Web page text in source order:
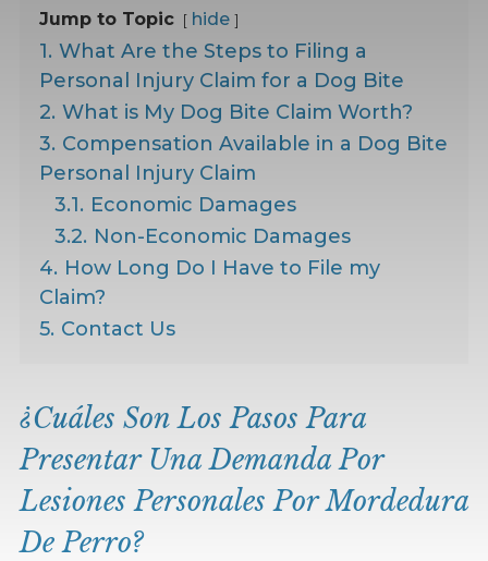
Jump to Topic hide
1. What Are the Steps to Filing a
Personal Injury Claim for a Dog Bite
2. What is My Dog Bite Claim Worth?
3. Compensation Available in a Dog Bite
Personal Injury Claim
3.1. Economic Damages
3.2. Non-Economic Damages
4. How Long Do I Have to File my
Claim?
5. Contact Us
¿Cuáles Son Los Pasos Para
Presentar Una Demanda Por
Lesiones Personales Por Mordedura
De Perro?